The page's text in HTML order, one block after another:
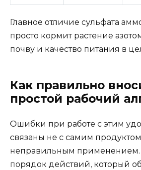
Главное отличие сульфата
просто кормит растение
почву и качество питания в
Как правильно
простой рабочий
Ошибки при работе с этим
связаны не с самим
неправильным применением.
порядок действий, который